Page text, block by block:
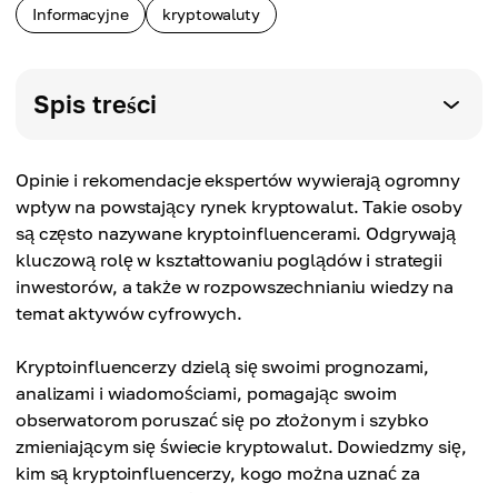
Informacyjne kryptowaluty
Spis treści
Opinie i rekomendacje ekspertów wywierają ogromny
wpływ na powstający rynek kryptowalut. Takie osoby
są często nazywane kryptoinfluencerami. Odgrywają
kluczową rolę w kształtowaniu poglądów i strategii
inwestorów, a także w rozpowszechnianiu wiedzy na
temat aktywów cyfrowych.
Kryptoinfluencerzy dzielą się swoimi prognozami,
analizami i wiadomościami, pomagając swoim
obserwatorom poruszać się po złożonym i szybko
zmieniającym się świecie kryptowalut. Dowiedzmy się,
kim są kryptoinfluencerzy, kogo można uznać za